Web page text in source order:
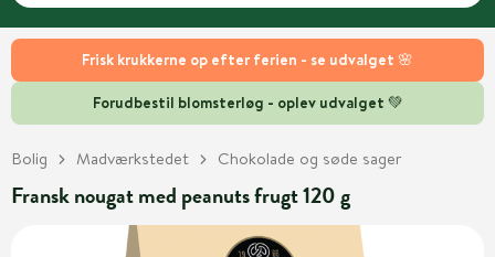
Frisk krukkerne op efter ferien - se udvalget 🌸
Forudbestil blomsterløg - oplev udvalget 💚
Bolig Madværkstedet Chokolade og søde sager
Fransk nougat med peanuts frugt 120 g